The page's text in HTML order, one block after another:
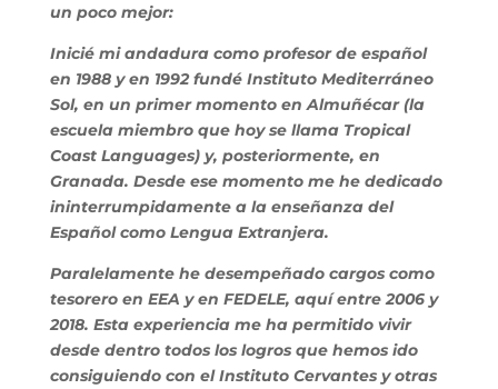
un poco mejor:
Inicié mi andadura como profesor de español
en 1988 y en 1992 fundé Instituto Mediterráneo
Sol, en un primer momento en Almuñécar (la
escuela miembro que hoy se llama Tropical
Coast Languages) y, posteriormente, en
Granada. Desde ese momento me he dedicado
ininterrumpidamente a la enseñanza del
Español como Lengua Extranjera.
Paralelamente he desempeñado cargos como
tesorero en EEA y en FEDELE, aquí entre 2006 y
2018. Esta experiencia me ha permitido vivir
desde dentro todos los logros que hemos ido
consiguiendo con el Instituto Cervantes y otras